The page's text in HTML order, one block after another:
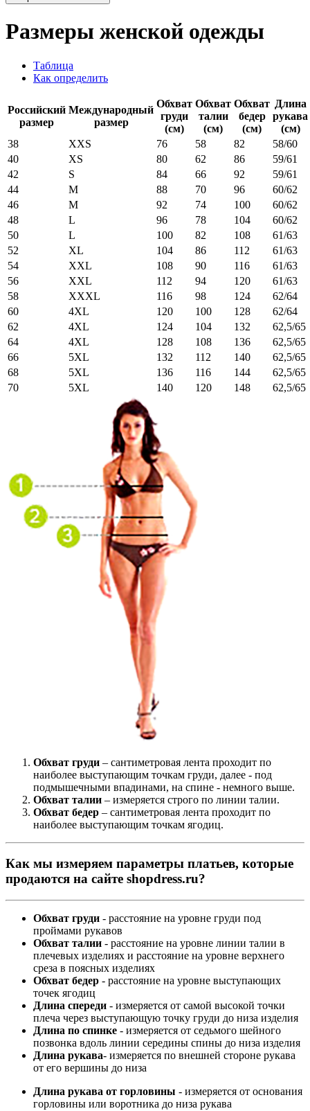
Размеры женской одежды
Таблица
Как определить
Российский
размер
Международный
размер
Обхват
груди
(см)
Обхват
талии
(см)
Обхват
бедер
(см)
Длина
рукава
(см)
38
XXS 76 58 82
58/60
40
XS 80 62 86
59/61
42
S 84 66 92
59/61
44
M 88 70 96
60/62
46
M 92 74 100
60/62
48
L 96 78 104
60/62
50
L 100 82 108
61/63
52
XL 104 86 112
61/63
54
XXL 108 90 116
61/63
56
XXL 112 94 120
61/63
58
XXXL 116 98 124
62/64
60
4XL 120 100 128
62/64
62
4XL 124 104 132
62,5/65
64
4XL 128 108 136
62,5/65
66
5XL 132 112 140
62,5/65
68
5XL 136 116 144
62,5/65
70
5XL 140 120 148 62,5/65
Обхват груди – сантиметровая лента проходит по
наиболее выступающим точкам груди, далее - под
подмышечными впадинами, на спине - немного выше.
Обхват талии – измеряется строго по линии талии.
Обхват бедер – сантиметровая лента проходит по
наиболее выступающим точкам ягодиц.
Как мы измеряем параметры платьев, которые
продаются на сайте shopdress.ru?
Обхват груди - расстояние на уровне груди под
проймами рукавов
Обхват талии - расстояние на уровне линии талии в
плечевых изделиях и расстояние на уровне верхнего
среза в поясных изделиях
Обхват бедер - расстояние на уровне выступающих
точек ягодиц
Длина спереди - измеряется от самой высокой точки
плеча через выступающую точку груди до низа изделия
Длина по спинке - измеряется от седьмого шейного
позвонка вдоль линии середины спины до низа изделия
Длина рукава- измеряется по внешней стороне рукава
от его вершины до низа
Длина рукава от горловины - измеряется от основания
горловины или воротника до низа рукава